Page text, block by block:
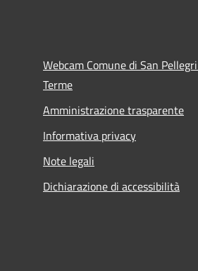
Webcam Comune di San
Terme
Amministrazione trasparente
Informativa privacy
Note legali
Dichiarazione di accessibilità